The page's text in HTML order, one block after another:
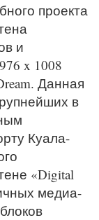
проекта
и
x 1008
Данная
в
Куала-
«Digital
медиа-